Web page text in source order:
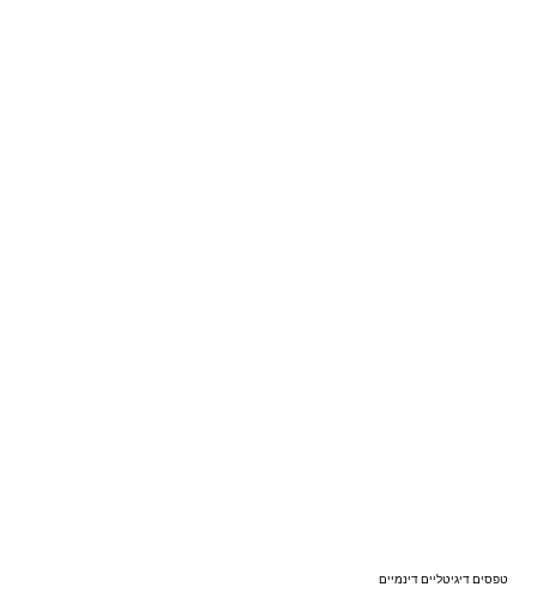
טפסים דיגיטליים דינמיים